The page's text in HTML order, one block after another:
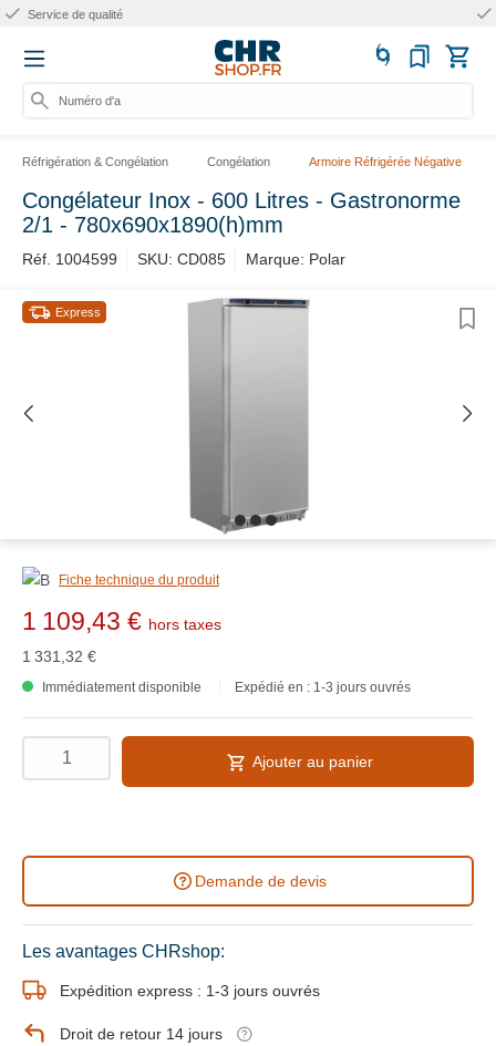
Numéro d'ar
Réfrigération & Congélation Congélation Armoire Réfrigérée Négative
Congélateur Inox - 600 Litres - Gastronorme
2/1 - 780x690x1890(h)mm
Réf. 1004599 SKU: CD085 Marque: Polar
Express
Fiche technique du produit
1 109,43 € hors taxes
1 331,32 €
Immédiatement disponible Expédié en : 1-3 jours ouvrés
Ajouter au panier
Demande de devis
Les avantages CHRshop:
Expédition express : 1-3 jours ouvrés
Droit de retour 14 jours